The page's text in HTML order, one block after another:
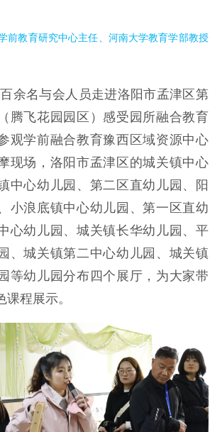
前教育研究中心主任、河南大学教育学部教授
余名与会人员走进洛阳市孟津区第
腾飞花园园区）感受园所融合教育
观学前融合教育豫西区域资源中心
现场，洛阳市孟津区的城关镇中心
中心幼儿园、第二区直幼儿园、阳
小浪底镇中心幼儿园、第一区直幼
心幼儿园、城关镇长华幼儿园、平
、城关镇第二中心幼儿园、城关镇
等幼儿园分布四个展厅，为大家带
程展示。